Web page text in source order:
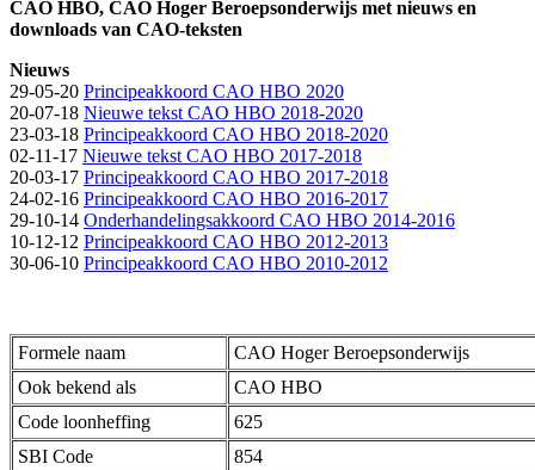
CAO HBO, CAO Hoger Beroepsonderwijs met nieuws en
downloads van CAO-teksten
Nieuws
29-05-20 Principeakkoord CAO HBO 2020
20-07-18 Nieuwe tekst CAO HBO 2018-2020
23-03-18 Principeakkoord CAO HBO 2018-2020
02-11-17 Nieuwe tekst CAO HBO 2017-2018
20-03-17 Principeakkoord CAO HBO 2017-2018
24-02-16 Principeakkoord CAO HBO 2016-2017
29-10-14 Onderhandelingsakkoord CAO HBO 2014-2016
10-12-12 Principeakkoord CAO HBO 2012-2013
30-06-10 Principeakkoord CAO HBO 2010-2012
Formele naam
CAO Hoger Beroepsonderwijs
Ook bekend als
CAO HBO
Code loonheffing
625
SBI Code
854